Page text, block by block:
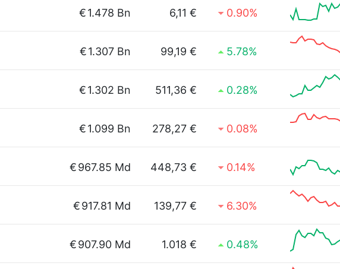
€1.478 Bn 6,11 € 0.90%
€1.307 Bn 99,19 € 5.78%
€1.302 Bn 511,36 € 0.28%
€1.099 Bn 278,27 € 0.08%
€967.85 Md 448,73 € 0.14%
€917.81 Md 139,77 € 6.30%
€907.90 Md 1.018 € 0.48%